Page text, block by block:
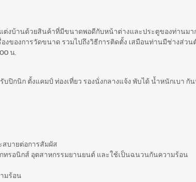
แต่งบ้านด้วยสินค้าที่มีขนาดพอดีกับหน้าต่างและประตูของท่านมา
องของการวัดขนาด รวมไปถึงวิธีการติดตั้ง เสมือนท่านมีช่างส่วน
น.
ปิกนิก ตั้งแคมป์ ท่องเที่ยว รองนั่งกลางแจ้ง พับได้ น้ำหนักเบา
บายต่อการสัมผัส
รอนิกส์ อุตสาหกรรมยานยนต์ และใช้เป็นฉนวนกันความร้อน
มร้อน